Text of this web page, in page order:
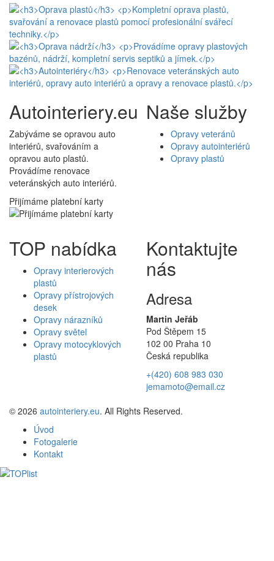
Autointeriery.eu
Zabýváme se opravou auto
interiérů, svařováním a
opravou auto plastů.
Provádíme renovace
veteránských auto interiérů.
Přijímáme platební karty
Naše služby
Opravy veteránů
Opravy autointeriérů
Opravy plastů
TOP nabídka
Opravy interierových
plastů
Opravy přístrojových
desek
Opravy nárazníků
Opravy světel
Opravy motocyklových
plastů
Kontaktujte
nás
Adresa
Martin Jeřáb
Pod Štěpem 15
102 00 Praha 10
Česká republika
+(420) 608 983 030
jemamoto@email.cz
© 2026 autointeriery.eu. All Rights Reserved.
Úvod
Fotogalerie
Kontakt